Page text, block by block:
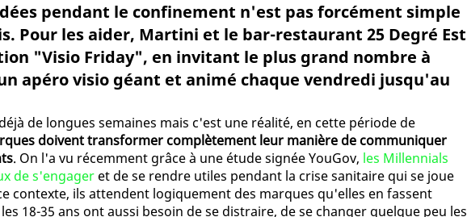
pendant le confinement n'est pas forcément simple
Pour les aider, Martini et le bar-restaurant 25 Degré Est
"Visio Friday", en invitant le plus grand nombre à
apéro visio géant et animé chaque vendredi jusqu'au
de longues semaines mais c'est une réalité, en cette période de
doivent transformer complètement leur manière de communiquer
. On l'a vu récemment grâce à une étude signée YouGov, les Millennials
de s'engager et de se rendre utiles pendant la crise sanitaire qui se joue
contexte, ils attendent logiquement des marques qu'elles en fassent
18-35 ans ont aussi besoin de se distraire, de se changer quelque peu les